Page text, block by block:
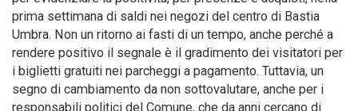
prima settimana di saldi nei negozi del centro di Bastia
Umbra. Non un ritorno ai fasti di un tempo, anche perché a
rendere positivo il segnale è il gradimento dei visitatori per
i biglietti gratuiti nei parcheggi a pagamento. Tuttavia, un
segno di cambiamento da non sottovalutare, anche per i
responsabili politici del Comune, che da anni cercano di